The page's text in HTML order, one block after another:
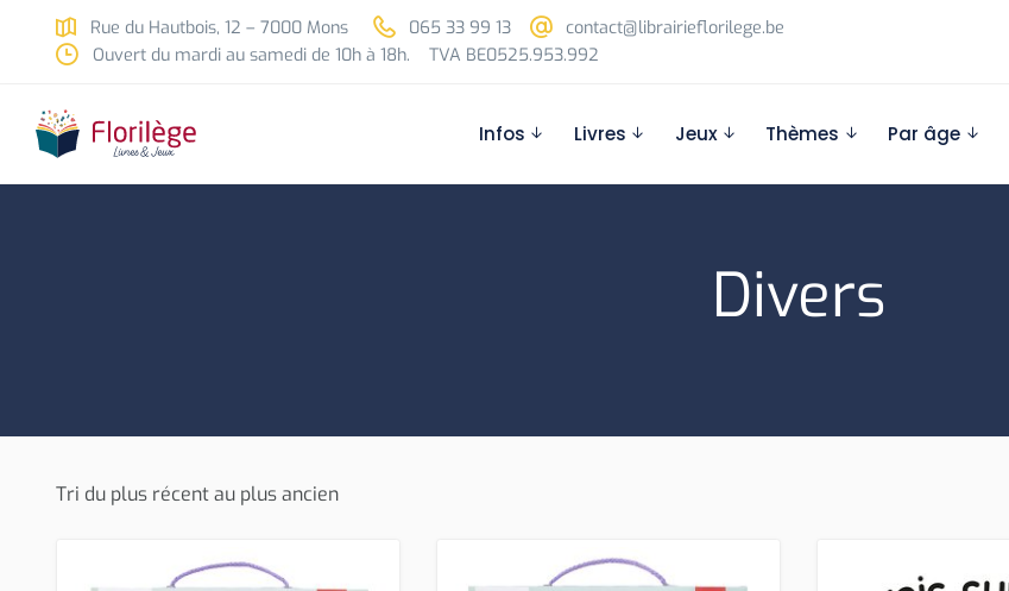
Skip to main content
Rue du Hautbois, 12 – 7000 Mons 065 33 99 13
contact@librairieflorilege.be
Ouvert du mardi au samedi de 10h à 18h.
TVA BE0525.953.992
Infos Livres Jeux Thèmes Par âge
Divers